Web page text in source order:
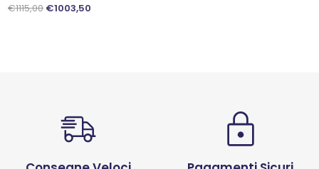
€1115,00 €1003,50